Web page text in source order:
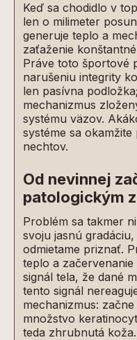
Keď sa chodidlo v
len o milimeter
generuje teplo a
zaťaženie
Práve toto športové
narušeniu integrity
len pasívna
mechanizmus
systému väzov.
systéme sa
nechtov.
Od nevinnej
patologickým
Problém sa takmer
svoju jasnú
odmietame priznať.
teplo a
signál tela, že dané
tento signál
mechanizmus:
množstvo
teda zhrubnutá koža.